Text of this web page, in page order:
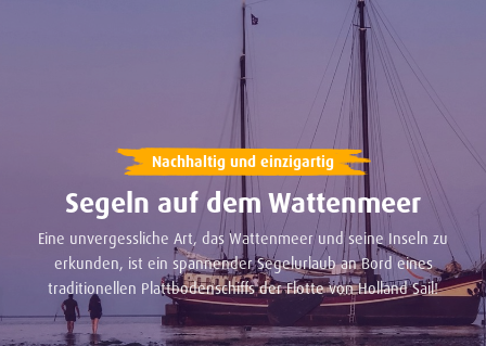
Nachhaltig und einzigartig
Segeln auf dem Wattenmeer
Eine unvergessliche Art, das Wattenmeer und seine Inseln zu
erkunden, ist ein spannender Segelurlaub an Bord eines
traditionellen Plattbodenschiffs der Flotte von Holland Sail!